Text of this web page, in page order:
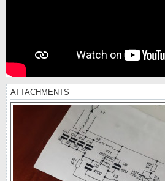
ATTACHMENTS